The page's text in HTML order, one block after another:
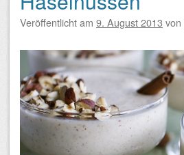
Veröffentlicht am 9. August 2013 von